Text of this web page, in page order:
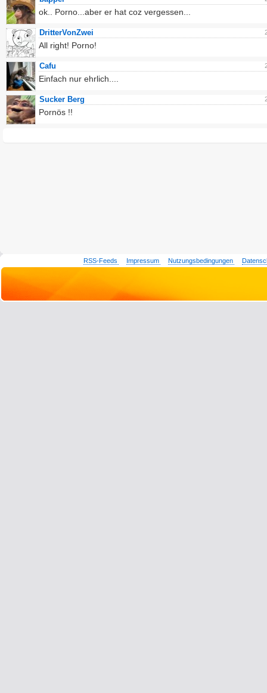
ok.. Porno...aber er hat coz vergessen...
DritterVonZwei
All right! Porno!
Cafu
Einfach nur ehrlich....
Sucker Berg
Pornös !!
RSS-Feeds Impressum Nutzungsbedingungen